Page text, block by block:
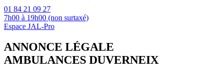
01 84 21 09 27
7h00 à 19h00 (non surtaxé)
Espace JAL-Pro
ANNONCE LÉGALE
AMBULANCES DUVERNEIX